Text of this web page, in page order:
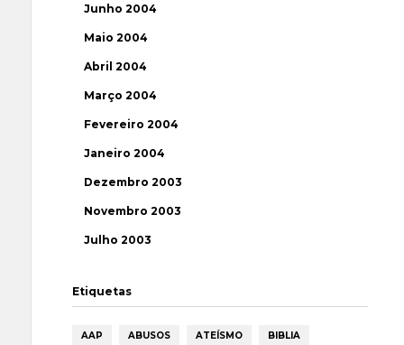
Junho 2004
Maio 2004
Abril 2004
Março 2004
Fevereiro 2004
Janeiro 2004
Dezembro 2003
Novembro 2003
Julho 2003
Etiquetas
AAP ABUSOS ATEÍSMO BIBLIA